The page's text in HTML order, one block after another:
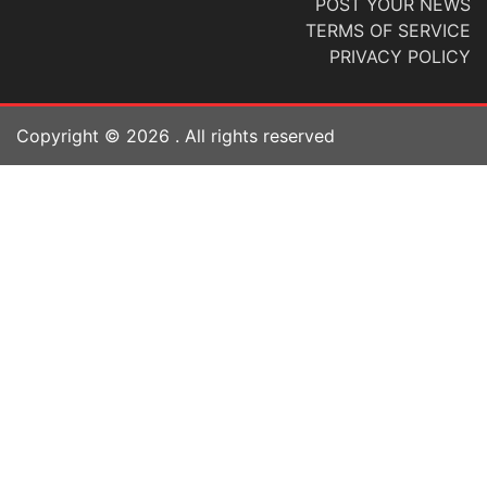
POST YOUR NEWS
TERMS OF SERVICE
PRIVACY POLICY
Copyright © 2026 . All rights reserved